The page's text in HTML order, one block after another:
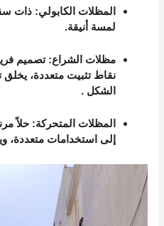
المظلات الكابولي: ذات
لمسة أنيقة.
مظلات الشراع: تصميم
نقاط تثبيت متعددة،
الشكل.
المظلات المتحركة: حلاً
إلى استخدامات متعددة،